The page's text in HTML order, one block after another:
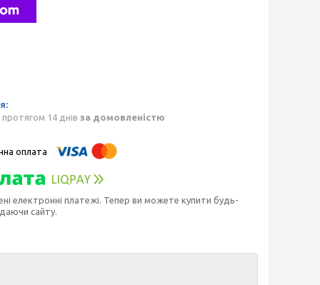
14 днів за домовленістю
електронні платежі. Тепер ви можете купити будь-
сайту.